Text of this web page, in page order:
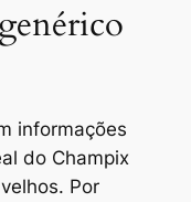
informações
do Champix
Por